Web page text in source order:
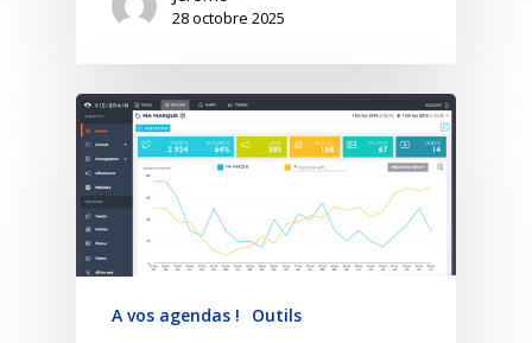
28 octobre 2025
A vos agendas ! Outils